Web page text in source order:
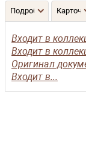
Подробнее
Входит в
Входит в
Оригинал
Входит в...